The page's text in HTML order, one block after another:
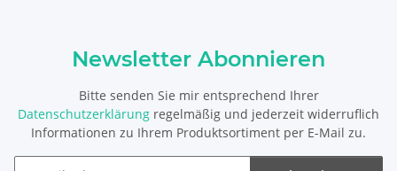
Newsletter Abonnieren
Bitte senden Sie mir entsprechend Ihrer
Datenschutzerklärung regelmäßig und jederzeit widerruflich
Informationen zu Ihrem Produktsortiment per E-Mail zu.